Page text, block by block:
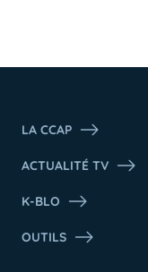
LA CCAP
ACTUALITÉ TV
K-BLO
OUTILS